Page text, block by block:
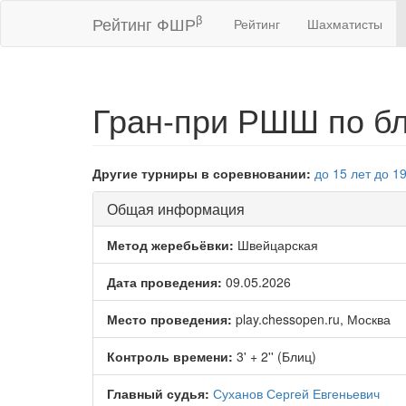
Рейтинг ФШРβ Рейтинг Шахматисты
Гран-при РШШ по
Другие турниры в соревновании: до 15 лет до
Общая информация
Метод жеребьёвки: Швейцарская
Дата проведения: 09.05.2026
Место проведения: play.chessopen.ru, Москва
Контроль времени: 3' + 2'' (Блиц)
Главный судья: Суханов Сергей Евгеньевич